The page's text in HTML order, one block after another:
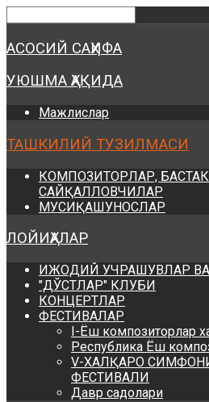
АСОСИЙ САҲИФА
УЮШМА ҲАҚИДА
Мажлислар
ТАШКИЛИЙ ТУЗИЛМАСИ
КОМПОЗИТОРЛАР,
САЙҚАЛЛОВЧИЛАР
МУСИҚАШУНОСЛАР
ЛОЙИҲАЛАР
ИЖОДИЙ УЧРАШУВЛАР
"ДЎСТЛАР" КЛУБИ
КОНЦЕРТЛАР
ФЕСТИВАЛАР
I-Ёш композиторлар
Республика Ёш
V-ХАЛҚАРО
ФЕСТИВАЛИ
Давр садолари
Предыдущий
год
Предыдущий
месяц
Следующий
год
Следующий
месяц